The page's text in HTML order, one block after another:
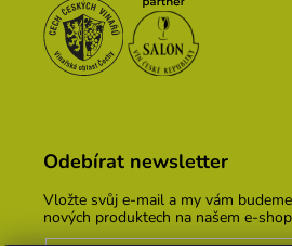
Odebírat newsletter
Vložte svůj e-mail a my vám
nových produktech na našem e-